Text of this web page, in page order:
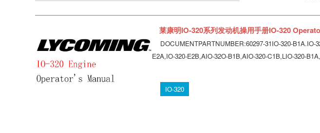
莱康明IO-320系列发动机操用手册IO-320
DOCUMENTPARTNUMBER:60297-31IO-320-B1A.IO-
E2A,IO-320-E2B,AIO-32O-B1B,AIO-320-C1B,LIO-320-
IO-320